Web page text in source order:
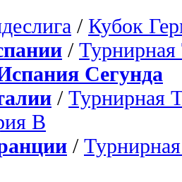
/ Кубок
/ Турнирная
Сегунда
/ Турнирная
B
/